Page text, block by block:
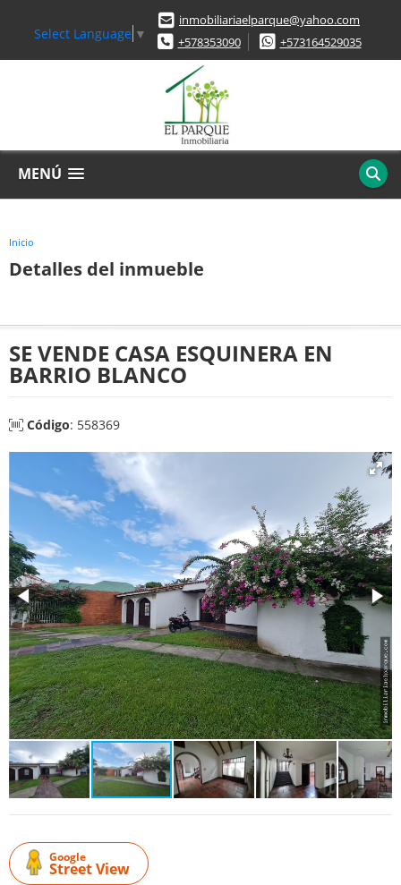
Select Language ▼
inmobiliariaelparque@yahoo.com
+578353090
+573164529035
MENÚ
Inicio
Detalles del inmueble
SE VENDE CASA ESQUINERA EN
BARRIO BLANCO
Código: 558369
Google
Street View